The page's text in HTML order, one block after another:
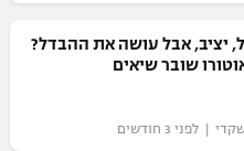
יציב, אבל עושה את ההבדל?
שובר שיאים
| לפני 3 חודשים